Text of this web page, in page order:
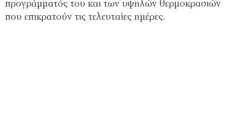
προγράμματός του και των υψηλών θερμοκρασιών
που επικρατούν τις τελευταίες ημέρες.